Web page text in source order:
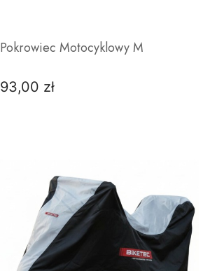
Pokrowiec Motocyklowy M
Cena
93,00 zł
DO KOSZYKA